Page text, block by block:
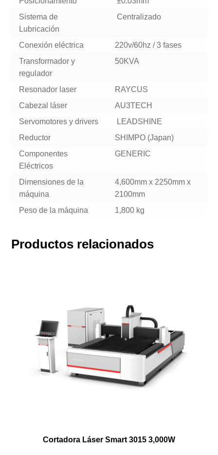
Sistema de
Lubricación
Centralizado
Conexión eléctrica
220v/60hz / 3 fases
Transformador y
regulador
50KVA
Resonador laser
RAYCUS
Cabezal láser
AU3TECH
Servomotores y drivers
LEADSHINE
Reductor
SHIMPO (Japan)
Componentes
Eléctricos
GENERIC
Dimensiones de la
máquina
4,600mm x 2250mm x
2100mm
Peso de la máquina
1,800 kg
Productos relacionados
Cortadora Láser Smart 3015 3,000W